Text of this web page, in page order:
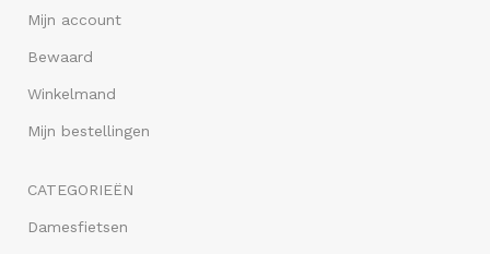
Mijn account
Bewaard
Winkelmand
Mijn bestellingen
CATEGORIEËN
Damesfietsen